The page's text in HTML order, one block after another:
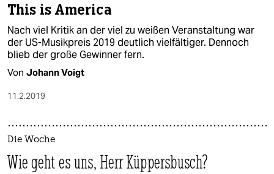
This is America
Nach viel Kritik an der viel zu weißen Veranstaltung war
der US-Musikpreis 2019 deutlich vielfältiger. Dennoch
blieb der große Gewinner fern.
Von Johann Voigt
11.2.2019
Die Woche
Wie geht es uns, Herr Küppersbusch?